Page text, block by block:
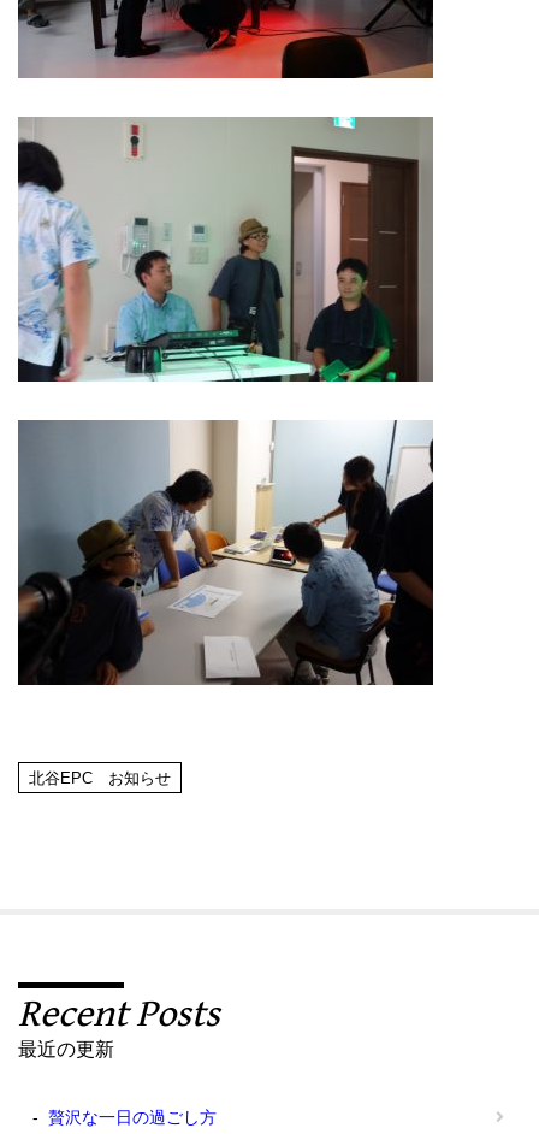
北谷EPC お知らせ
Recent Posts
最近の更新
贅沢な一日の過ごし方